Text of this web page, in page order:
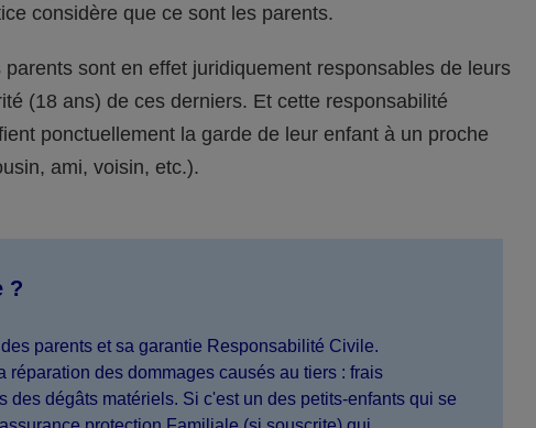
considère que ce sont les parents.
sont en effet juridiquement responsables de leurs
(18 ans) de ces derniers. Et cette responsabilité
ponctuellement la garde de leur enfant à un proche
ami, voisin, etc.).
?
parents et sa garantie Responsabilité Civile.
réparation des dommages causés au tiers : frais
des dégâts matériels. Si c'est un des petits-enfants qui se